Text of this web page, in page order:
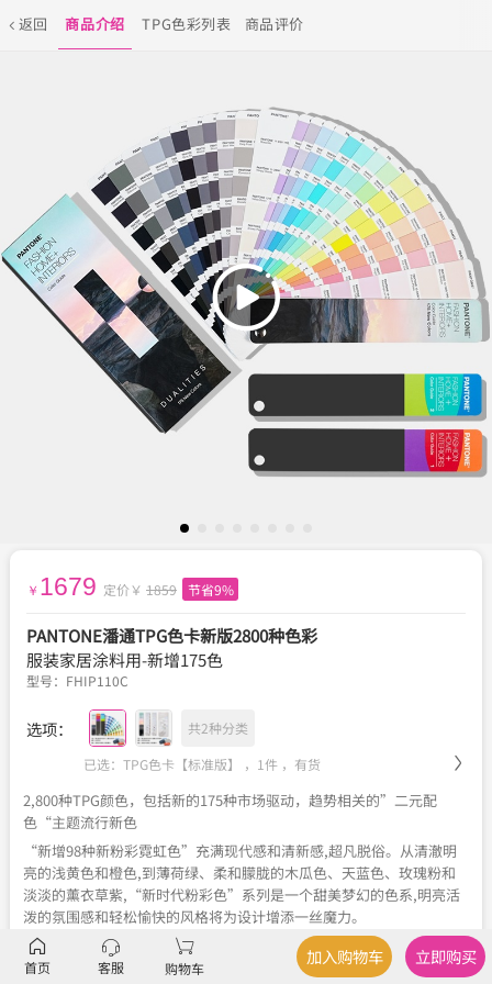
返回 商品介绍 TPG色彩列表 商品评价
￥ 1679 定价￥ 1859 节省9%
PANTONE潘通TPG色卡新版2800种色彩
服装家居涂料用-新增175色
型号： FHIP110C
选项：
共2种分类
已选：TPG色卡【标准版】 ，1件 ， 有货
2,800种TPG颜色，包括新的175种市场驱动，趋势相关的”二元配
色“主题流行新色
“新增98种新粉彩霓虹色”充满现代感和清新感,超凡脱俗。从清澈明
亮的浅黄色和橙色,到薄荷绿、柔和朦胧的木瓜色、天蓝色、玫瑰粉和
淡淡的薰衣草紫,“新时代粉彩色”系列是一个甜美梦幻的色系,明亮活
泼的氛围感和轻松愉快的风格将为设计增添一丝魔力。
“新增77种暗色”探索色彩的基本原理,突出介乎黑白之间的各种细微
色彩差别。从黑到白的渐变色显示,这些灰色、暖色和冷色的色调和色
首页 客服 购物车
加入购物车 立即购买